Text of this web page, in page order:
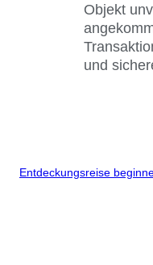
Objekt
und
Entdeckungsreise